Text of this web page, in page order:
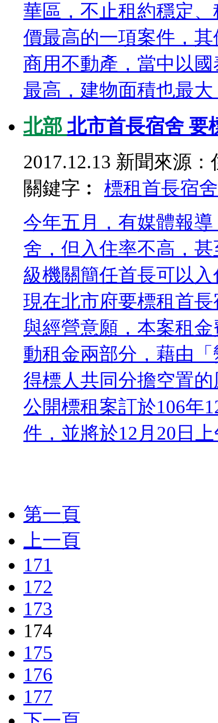
華區，不止租約穩定
價最高的一項案件，
商用不動產，當中以
最高，建物面積也最
北部 北市首長宿舍 要
2017.12.13 新聞來源：
關鍵字︰ 標租首長宿舍
今年五月，有媒體報
舍，但入住率不高，
級機關簡任首長可以
現在北市府要標租首
與經營意願，本案租
動租金兩部分，藉由
得標人共同分擔空置
公開標租案訂於106年
件，並將於12月20日
第一頁
上一頁
171
172
173
174
175
176
177